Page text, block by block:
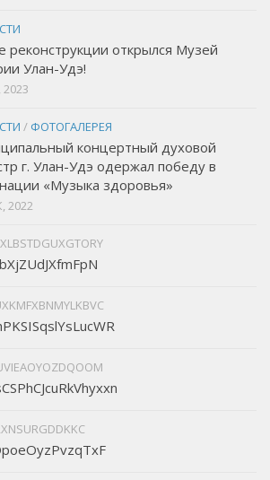
реконструкции открылся Музей
Улан-Удэ!
/ ФОТОГАЛЕРЕЯ
концертный духовой
г. Улан-Удэ одержал победу в
«Музыка здоровья»
2022